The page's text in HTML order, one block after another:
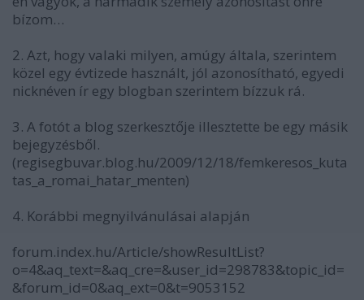
bízom…
2. Azt, hogy valaki milyen, amúgy általa, szerintem
közel egy évtizede használt, jól azonosítható, egyedi
nicknéven ír egy blogban szerintem bízzuk rá.
3. A fotót a blog szerkesztője illesztette be egy másik
bejegyzésből.
(regisegbuvar.blog.hu/2009/12/18/femkeresos_kuta
tas_a_romai_hatar_menten)
4. Korábbi megnyilvánulásai alapján
forum.index.hu/Article/showResultList?
o=4&aq_text=&aq_cre=&user_id=298783&topic_id=
&forum_id=0&aq_ext=0&t=9053152